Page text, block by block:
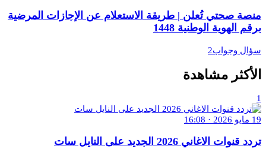
منصة صحتي تُعلن | طريقة الاستعلام عن الإجازات المرضية
برقم الهوية الوطنية 1448
سؤال وجواب2
الأكثر مشاهدة
1
19 مايو 2026 · 16:08
تردد قنوات الاغاني 2026 الجديد على النايل سات